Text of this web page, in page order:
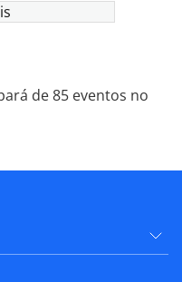
de 85 eventos no